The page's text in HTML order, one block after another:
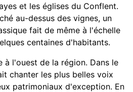
et les églises du Conflent.
au-dessus des vignes, un
fait de même à l'échelle
centaines d'habitants.
à l'ouest de la région. Dans le
chanter les plus belles voix
patrimoniaux d'exception. En